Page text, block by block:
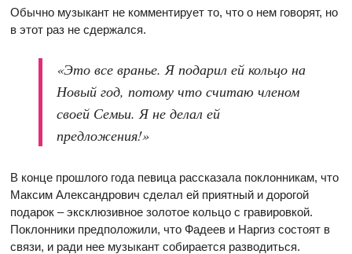
Обычно музыкант не комментирует то, что о нем говорят, но
в этот раз не сдержался.
«Это все вранье. Я подарил ей кольцо на
Новый год, потому что считаю членом
своей Семьи. Я не делал ей
предложения!»
В конце прошлого года певица рассказала поклонникам, что
Максим Александрович сделал ей приятный и дорогой
подарок – эксклюзивное золотое кольцо с гравировкой.
Поклонники предположили, что Фадеев и Наргиз состоят в
связи, и ради нее музыкант собирается разводиться.